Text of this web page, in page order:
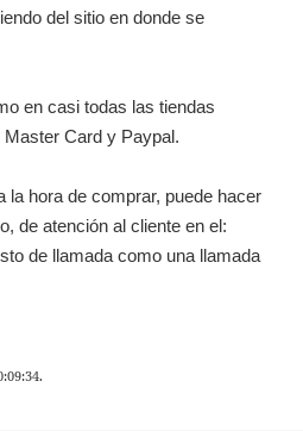
del sitio en donde se
en casi todas las tiendas
Card y Paypal.
la hora de comprar, puede hacer
de atención al cliente en el:
de llamada como una llamada